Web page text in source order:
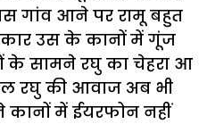
गांव आने पर रामू बहुत
उस के कानों में गूंज
के सामने रघु का चेहरा आ
रघु की आवाज अब भी
कानों में ईयरफोन नहीं